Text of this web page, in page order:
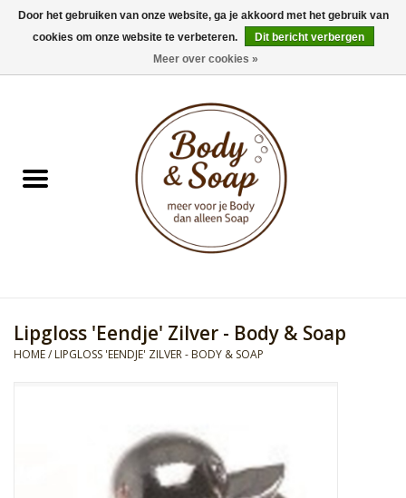
0 Artikelen - €0,00
Doucheproducten
Kids Collection
Lipgloss 'Eendje' Zilver - Body & Soap
HOME/ LIPGLOSS 'EENDJE' ZILVER - BODY & SOAP
Door het gebruiken van onze website, ga je akkoord met het gebruik van
cookies om onze website te verbeteren.
Dit bericht verbergen
Meer over cookies »